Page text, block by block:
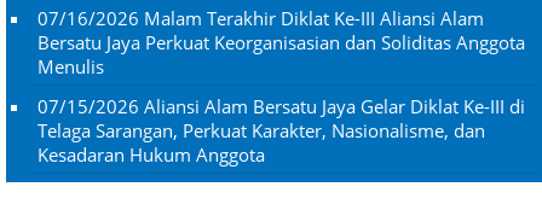
07/16/2026 Malam Terakhir Diklat Ke-III Aliansi Alam
Bersatu Jaya Perkuat Keorganisasian dan Soliditas Anggota
Menulis
07/15/2026 Aliansi Alam Bersatu Jaya Gelar Diklat Ke-III di
Telaga Sarangan, Perkuat Karakter, Nasionalisme, dan
Kesadaran Hukum Anggota